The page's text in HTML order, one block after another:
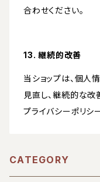
合わせください。
13. 継続的改善
当ショップは、個
見直し、継続的な改
プライバシーポリシ
CATEGORY